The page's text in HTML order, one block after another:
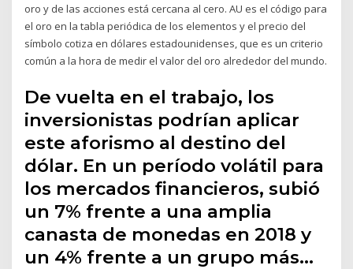
oro y de las acciones está cercana al cero. AU es el código para
el oro en la tabla periódica de los elementos y el precio del
símbolo cotiza en dólares estadounidenses, que es un criterio
común a la hora de medir el valor del oro alrededor del mundo.
De vuelta en el trabajo, los
inversionistas podrían aplicar
este aforismo al destino del
dólar. En un período volátil para
los mercados financieros, subió
un 7% frente a una amplia
canasta de monedas en 2018 y
un 4% frente a un grupo más…